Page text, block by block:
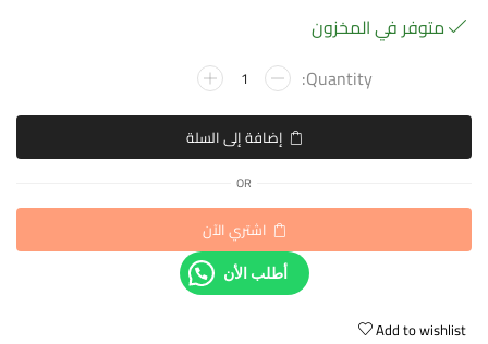
متوفر في المخزون
إضافة إلى السلة
OR
اشتري الآن
أطلب الأن
Add to wishlist